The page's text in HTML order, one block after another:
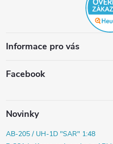
Informace pro vás
Facebook
Novinky
AB-205 / UH-1D "SAR" 1:48